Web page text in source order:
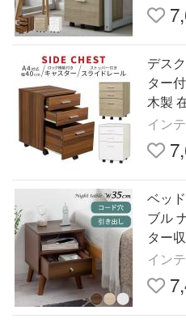
書類
デス
ター
木製
ビネ
し シ
イン
ベッ
ブル
ター
ベッ
北欧
イン